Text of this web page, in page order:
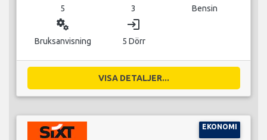
5 3 Bensin
miscellaneous_services
Bruksanvisning
login
5 Dörr
VISA DETALJER...
EKONOMI